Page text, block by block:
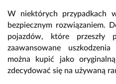
W niektórych przypadkach
bezpiecznym rozwiązaniem.
pojazdów, które przeszły
zaawansowane
można kupić jako
zdecydować się na używaną